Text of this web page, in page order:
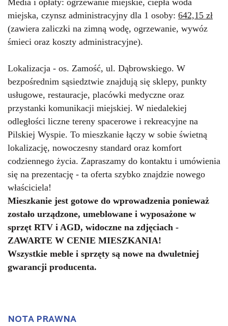
miejska, czynsz administracyjny dla 1 osoby: 642,15 zł
(zawiera zaliczki na zimną wodę, ogrzewanie, wywóz
śmieci oraz koszty administracyjne).
Lokalizacja - os. Zamość, ul. Dąbrowskiego. W
bezpośrednim sąsiedztwie znajdują się sklepy, punkty
usługowe, restauracje, placówki medyczne oraz
przystanki komunikacji miejskiej. W niedalekiej
odległości liczne tereny spacerowe i rekreacyjne na
Pilskiej Wyspie. To mieszkanie łączy w sobie świetną
lokalizację, nowoczesny standard oraz komfort
codziennego życia. Zapraszamy do kontaktu i umówienia
się na prezentację - ta oferta szybko znajdzie nowego
właściciela!
Mieszkanie jest gotowe do wprowadzenia ponieważ
zostało urządzone, umeblowane i wyposażone w
sprzęt RTV i AGD, widoczne na zdjęciach -
ZAWARTE W CENIE MIESZKANIA!
Wszystkie meble i sprzęty są nowe na dwuletniej
gwarancji producenta.
NOTA PRAWNA